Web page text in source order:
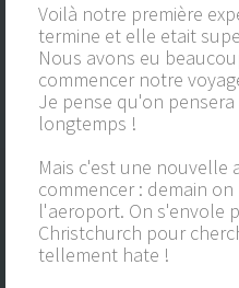
Voilà notre première
termine et elle etait
Nous avons eu
commencer notre
Je pense qu'on
longtemps !
Mais c'est une nouvelle
commencer : demain
l'aeroport. On s'envole
Christchurch pour
tellement hate !